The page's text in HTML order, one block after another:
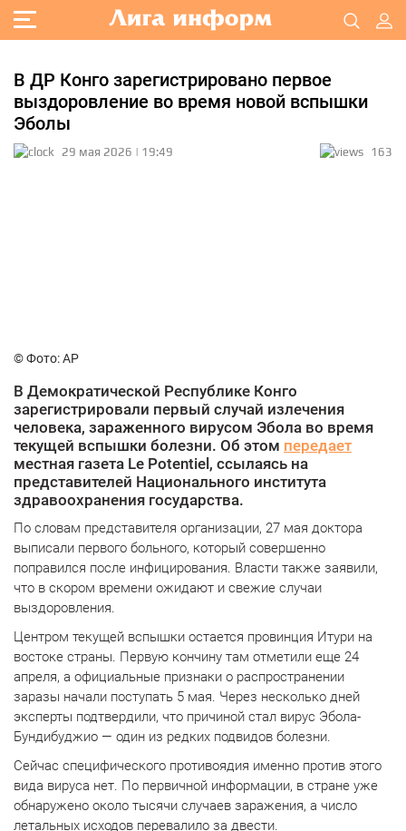
В ДР Конго зарегистрировано первое
выздоровление во время новой вспышки
Эболы
29 мая 2026 | 19:49 163
© Фото: АР
В Демократической Республике Конго
зарегистрировали первый случай излечения
человека, зараженного вирусом Эбола во время
текущей вспышки болезни. Об этом передает
местная газета Le Potentiel, ссылаясь на
представителей Национального института
здравоохранения государства.
По словам представителя организации, 27 мая доктора
выписали первого больного, который совершенно
поправился после инфицирования. Власти также заявили,
что в скором времени ожидают и свежие случаи
выздоровления.
Центром текущей вспышки остается провинция Итури на
востоке страны. Первую кончину там отметили еще 24
апреля, а официальные признаки о распространении
заразы начали поступать 5 мая. Через несколько дней
эксперты подтвердили, что причиной стал вирус Эбола-
Бундибуджио — один из редких подвидов болезни.
Сейчас специфического противоядия именно против этого
вида вируса нет. По первичной информации, в стране уже
обнаружено около тысячи случаев заражения, а число
летальных исходов перевалило за двести.